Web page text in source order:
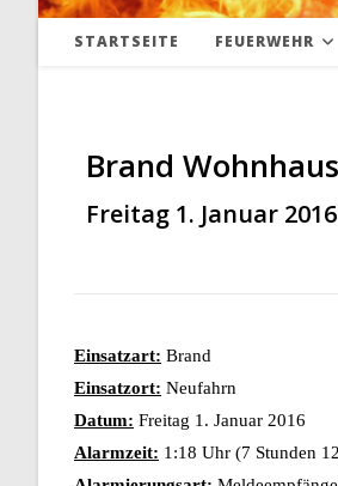
STARTSEITE FEUERWEHR
Brand Wohnhaus
Freitag 1. Januar 2016
Einsatzart: Brand
Einsatzort: Neufahrn
Datum: Freitag 1. Januar 2016
Alarmzeit: 1:18 Uhr (7 Stunden